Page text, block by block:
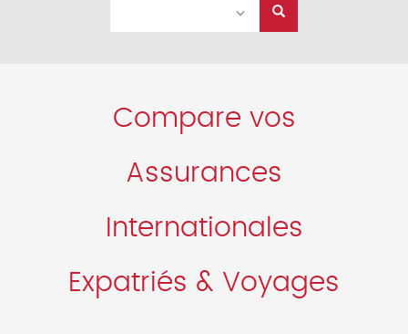
Compare vos
Assurances
Internationales
Expatriés & Voyages